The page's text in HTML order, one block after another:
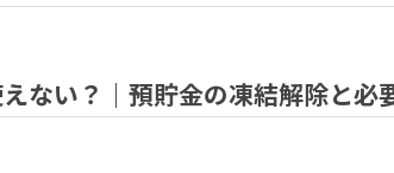
ない？｜預貯金の凍結解除と必